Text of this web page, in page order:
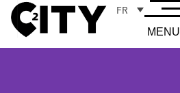
FR
MENU